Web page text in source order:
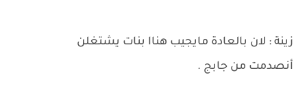
زينة : لان بالعادة مايجيب هناا بنات يشتغلن
أنصدمت من جابج .